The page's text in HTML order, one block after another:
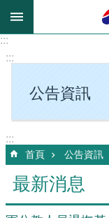
跳到主要內容區塊
:::
:::
公告資訊
:::
首頁 公告資訊
最新消息